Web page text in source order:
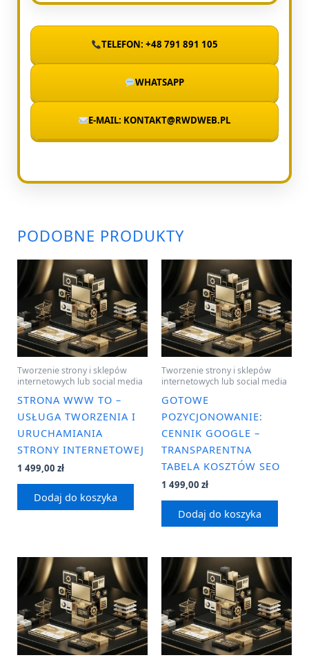
TELEFON: +48 791 891 105
WHATSAPP
E-MAIL: KONTAKT@RWDWEB.PL
PODOBNE PRODUKTY
Tworzenie strony i sklepów
internetowych lub social media
STRONA WWW TO –
USŁUGA TWORZENIA I
URUCHAMIANIA
STRONY INTERNETOWEJ
1 499,00 zł
Dodaj do koszyka
Tworzenie strony i sklepów
internetowych lub social media
GOTOWE
POZYCJONOWANIE:
CENNIK GOOGLE –
TRANSPARENTNA
TABELA KOSZTÓW SEO
1 499,00 zł
Dodaj do koszyka